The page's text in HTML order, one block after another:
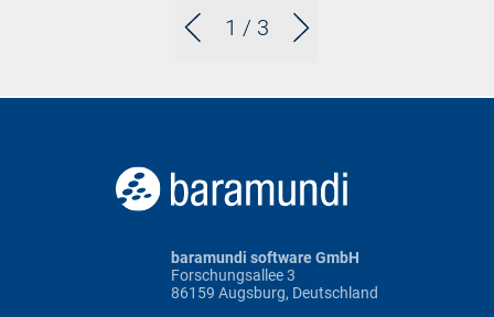
1 / 3
baramundi software GmbH
Forschungsallee 3
86159 Augsburg, Deutschland